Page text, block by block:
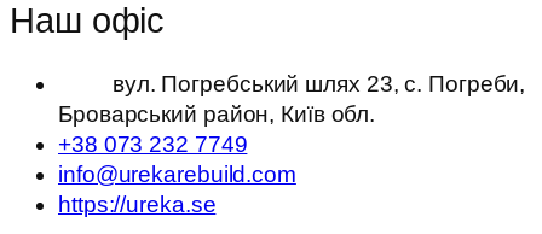
Наш офіс
вул. Погребський шлях 23, с. Погреби,
Броварський район, Київ обл.
+38 073 232 7749
info@urekarebuild.com
https://ureka.se